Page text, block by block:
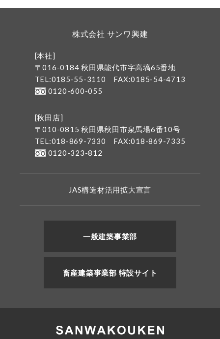
株式会社 サンワ興建
[本社]
〒016-0184 秋田県能代市字高塙65番地
TEL:0185-55-3110
FAX:0185-54-4713
0120-600-055
[秋田店]
〒010-0815 秋田県秋田市泉馬場6番10号
TEL:018-869-7330
FAX:018-869-7335
0120-323-812
JAS構造材活用拡大宣言
一般建築事業部
畜産建築事業部 特設サイト